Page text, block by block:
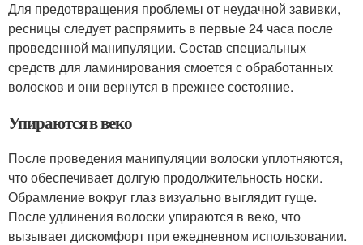
Для предотвращения проблемы от неудачной завивки,
ресницы следует распрямить в первые 24 часа после
проведенной манипуляции. Состав специальных
средств для ламинирования смоется с обработанных
волосков и они вернутся в прежнее состояние.
Упираются в веко
После проведения манипуляции волоски уплотняются,
что обеспечивает долгую продолжительность носки.
Обрамление вокруг глаз визуально выглядит гуще.
После удлинения волоски упираются в веко, что
вызывает дискомфорт при ежедневном использовании.